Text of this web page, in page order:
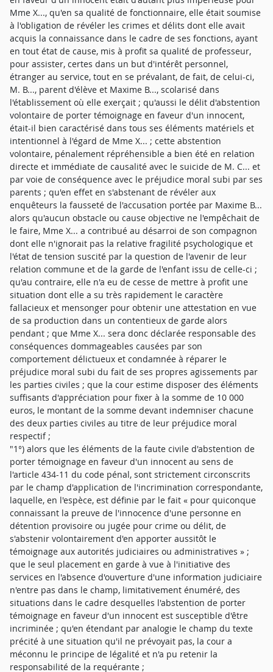
Mme X..., qu'en sa qualité de fonctionnaire, elle était soumise
à l'obligation de révéler les crimes et délits dont elle avait
acquis la connaissance dans le cadre de ses fonctions, ayant
en tout état de cause, mis à profit sa qualité de professeur,
pour assister, certes dans un but d'intérêt personnel,
étranger au service, tout en se prévalant, de fait, de celui-ci,
M. B..., parent d'élève et Maxime B..., scolarisé dans
l'établissement où elle exerçait ; qu'aussi le délit d'abstention
volontaire de porter témoignage en faveur d'un innocent,
était-il bien caractérisé dans tous ses éléments matériels et
intentionnel à l'égard de Mme X... ; cette abstention
volontaire, pénalement répréhensible a bien été en relation
directe et immédiate de causalité avec le suicide de M. C... et
par voie de conséquence avec le préjudice moral subi par ses
parents ; qu'en effet en s'abstenant de révéler aux
enquêteurs la fausseté de l'accusation portée par Maxime B...
alors qu'aucun obstacle ou cause objective ne l'empêchait de
le faire, Mme X... a contribué au désarroi de son compagnon
dont elle n'ignorait pas la relative fragilité psychologique et
l'état de tension suscité par la question de l'avenir de leur
relation commune et de la garde de l'enfant issu de celle-ci ;
qu'au contraire, elle n'a eu de cesse de mettre à profit une
situation dont elle a su très rapidement le caractère
fallacieux et mensonger pour obtenir une attestation en vue
de sa production dans un contentieux de garde alors
pendant ; que Mme X... sera donc déclarée responsable des
conséquences dommageables causées par son
comportement délictueux et condamnée à réparer le
préjudice moral subi du fait de ses propres agissements par
les parties civiles ; que la cour estime disposer des éléments
suffisants d'appréciation pour fixer à la somme de 10 000
euros, le montant de la somme devant indemniser chacune
des deux parties civiles au titre de leur préjudice moral
respectif ;
"1°) alors que les éléments de la faute civile d'abstention de
porter témoignage en faveur d'un innocent au sens de
l'article 434-11 du code pénal, sont strictement circonscrits
par le champ d'application de l'incrimination correspondante,
laquelle, en l'espèce, est définie par le fait « pour quiconque
connaissant la preuve de l'innocence d'une personne en
détention provisoire ou jugée pour crime ou délit, de
s'abstenir volontairement d'en apporter aussitôt le
témoignage aux autorités judiciaires ou administratives » ;
que le seul placement en garde à vue à l'initiative des
services en l'absence d'ouverture d'une information judiciaire
n'entre pas dans le champ, limitativement énuméré, des
situations dans le cadre desquelles l'abstention de porter
témoignage en faveur d'un innocent est susceptible d'être
incriminée ; qu'en étendant par analogie le champ du texte
précité à une situation qu'il ne prévoyait pas, la cour a
méconnu le principe de légalité et n'a pu retenir la
responsabilité de la requérante ;